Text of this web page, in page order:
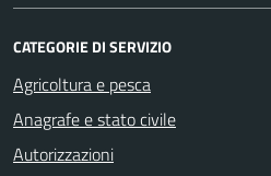
CATEGORIE DI SERVIZIO
Agricoltura e pesca
Anagrafe e stato civile
Autorizzazioni